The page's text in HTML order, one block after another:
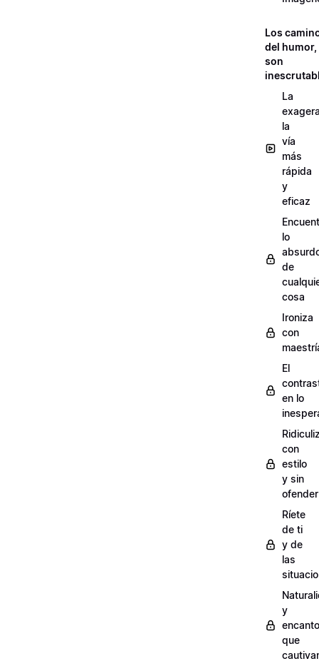
Los
del humor,
son
La
la
vía
más
rápida
y
eficaz
lo
de
cosa
Ironiza
con
El
en lo
con
estilo
y sin
ofender
Ríete
de ti
y de
las
y
encanto
que